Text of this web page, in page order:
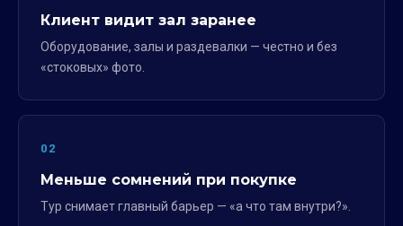
Клиент видит зал заранее
Оборудование, залы и раздевалки — честно и без
«стоковых» фото.
02
Меньше сомнений при покупке
Тур снимает главный барьер — «а что там внутри?».